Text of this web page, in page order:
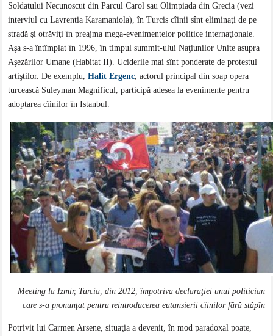
Soldatului Necunoscut din Parcul Carol sau Olimpiada din Grecia (vezi
interviul cu Lavrentia Karamaniola), în Turcis cîinii sînt eliminaţi de pe
stradă şi otrăviţi în preajma mega-evenimentelor politice internaţionale.
Aşa s-a întîmplat în 1996, în timpul summit-ului Naţiunilor Unite asupra
Aşezărilor Umane (Habitat II). Uciderile mai sînt ponderate de protestul
artiştilor. De exemplu,Halit Ergenc , actorul principal din soap opera
turcească Suleyman Magnificul, participă adesea la evenimente pentru
adoptarea cîinilor în Istanbul.
Meeting la Izmir, Turcia, din 2012, împotriva declaraţiei unui politician
care s-a pronunţat pentru reintroducerea eutansierii cîinilor fără stăpîn
Potrivit lui Carmen Arsene, situaţia a devenit, în mod paradoxal poate,